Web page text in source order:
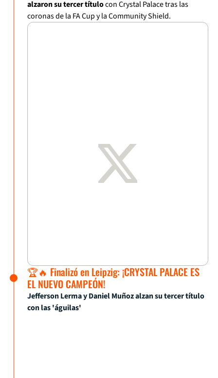
alzaron su tercer títulocon Crystal Palace tras las
coronas de la FA Cup y la Community Shield.
🏆🔥 Finalizó en Leipzig: ¡CRYSTAL PALACE ES
EL NUEVO CAMPEÓN!
Jefferson Lerma y Daniel Muñoz alzan su tercer título
con las 'águilas'